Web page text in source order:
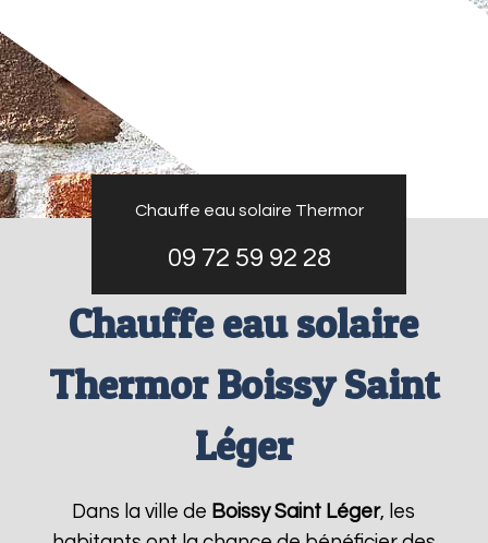
Chauffe eau solaire Thermor
09 72 59 92 28
Chauffe eau solaire
Thermor Boissy Saint
Léger
Dans la ville de Boissy Saint Léger, les